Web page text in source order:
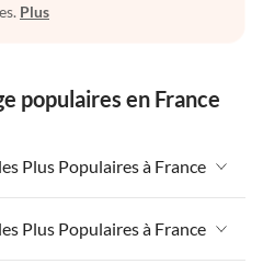
Plus
populaires en France
Plus Populaires à France
Plus Populaires à France